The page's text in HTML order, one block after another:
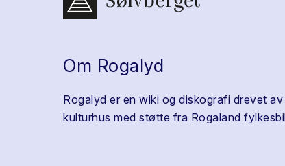
Om Rogalyd
Rogalyd er en wiki og diskografi drevet
kulturhus med støtte fra Rogaland